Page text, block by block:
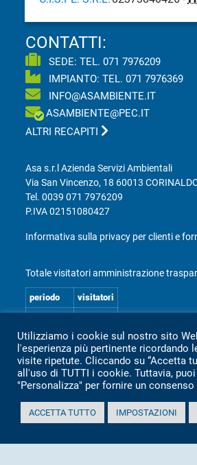
CONTATTI:
SEDE: TEL.071 7976209
IMPIANTO: TEL.071 7976369
INFO@ASAMBIENTE.IT
ASAMBIENTE@PEC.IT
ALTRI RECAPITI
Asa s.r.l Azienda Servizi Ambientali
Via San Vincenzo, 18 60013
Tel.0039 071 7976209
P.IVA 02151080427
Informativa sulla privacy per clienti e
Totale visitatori amministrazione
periodo
visitatori
anno 2024
2.097
anno 2023
1.803
anno 2022
2.373
anno 2020
1.307
Utilizziamo i cookie sul nostro sito
l'esperienza più pertinente ricordando
visite ripetute. Cliccando su “Accetta
all'uso di TUTTI i cookie. Tuttavia,
"Personalizza" per fornire un
ACCETTA TUTTO IMPOSTAZIONI